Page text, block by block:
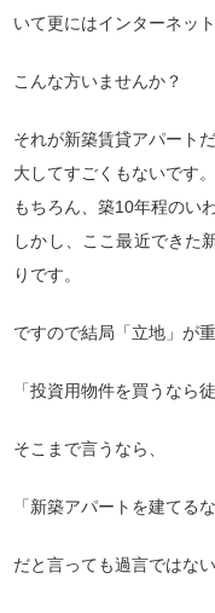
いて更にはインターネッ
こんな方いませんか？
それが新築賃貸アパート
大してすごくもないです。
もちろん、築10年程のい
しかし、ここ最近できた
りです。
ですので結局「立地」が
「投資用物件を買うなら
そこまで言うなら、
「新築アパートを建てる
だと言っても過言ではな